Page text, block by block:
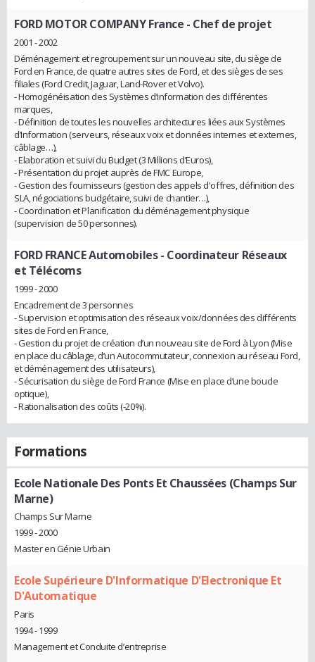
FORD MOTOR COMPANY France - Chef de projet
2001 - 2002
Déménagement et regroupement sur un nouveau site, du siège de
Ford en France, de quatre autres sites de Ford, et des sièges de ses
filiales (Ford Credit, Jaguar, Land-Rover et Volvo).
- Homogénéisation des Systèmes d’information des différentes
marques,
- Définition de toutes les nouvelles architectures liées aux Systèmes
d’Information (serveurs, réseaux voix et données internes et externes,
câblage…),
- Elaboration et suivi du Budget (3 Millions d’Euros),
- Présentation du projet auprès de FMC Europe,
- Gestion des fournisseurs (gestion des appels d'offres, définition des
SLA, négociations budgétaire, suivi de chantier…),
- Coordination et Planification du déménagement physique
(supervision de 50 personnes).
FORD FRANCE Automobiles- Coordinateur Réseaux
et Télécoms
1999 - 2000
Encadrement de 3 personnes
- Supervision et optimisation des réseaux voix/données des différents
sites de Ford en France,
- Gestion du projet de création d’un nouveau site de Ford à Lyon (Mise
en place du câblage, d’un Autocommutateur, connexion au réseau Ford,
et déménagement des utilisateurs),
- Sécurisation du siège de Ford France (Mise en place d’une boucle
optique),
- Rationalisation des coûts (-20%).
Formations
Ecole Nationale Des Ponts Et Chaussées (Champs Sur
Marne)
Champs Sur Marne
1999 - 2000
Master en Génie Urbain
Ecole Supérieure D'Informatique D'Electronique Et
D'Automatique
Paris
1994 - 1999
Management et Conduite d’entreprise